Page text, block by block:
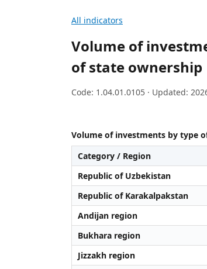
All indicators
Volume of
of state ownership
Code: 1.04.01.0105 · Updated:
Volume of investments by type
Category / Region
Republic of Uzbekistan
Republic of Karakalpakstan
Andijan region
Bukhara region
Jizzakh region